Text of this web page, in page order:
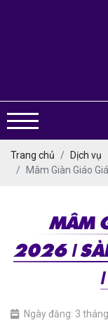
Trang chủ
Dịch vụ
Mâm Giàn Giáo
MÂM
2026 |
Ngày đăng: 3